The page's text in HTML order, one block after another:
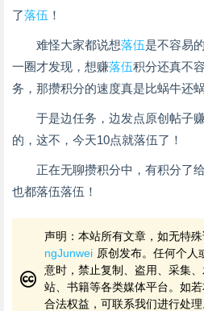
了落伍 ！
难怪大家都说想落伍是不容易
一圈才发现，想赚落伍积分还真不
务，那攒积分的速度真是比蜗牛还蜗
于是边任务，边发点原创帖子
的，这不，今天10点就落伍了！
正在无聊攒积分中，有积分了
也都落伍落伍！
声明：本站所有文章，如无特
ngJunwei 原创发布。任何个人
意时，禁止复制、盗用、采集
站、书籍等各类媒体平台。如
合法权益，可联系我们进行处